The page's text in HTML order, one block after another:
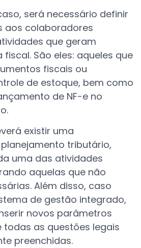
será necessário definir
aos colaboradores
que geram
São eles: aqueles que
fiscais ou
de estoque, bem como
de NF-e no
existir uma
tributário,
uma das atividades
aquelas que não
Além disso, caso
de gestão integrado,
novos parâmetros
as questões legais
preenchidas.